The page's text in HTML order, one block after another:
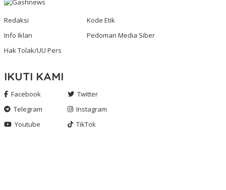
Redaksi
Kode Etik
Info Iklan
Pedoman Media Siber
Hak Tolak/UU Pers
IKUTI KAMI
Facebook
Twitter
Telegram
Instagram
Youtube
TikTok